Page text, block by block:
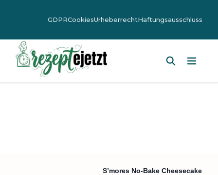
GDPRCookiesUrheberrechtHaftungsausschluss
S’mores No-Bake Cheesecake